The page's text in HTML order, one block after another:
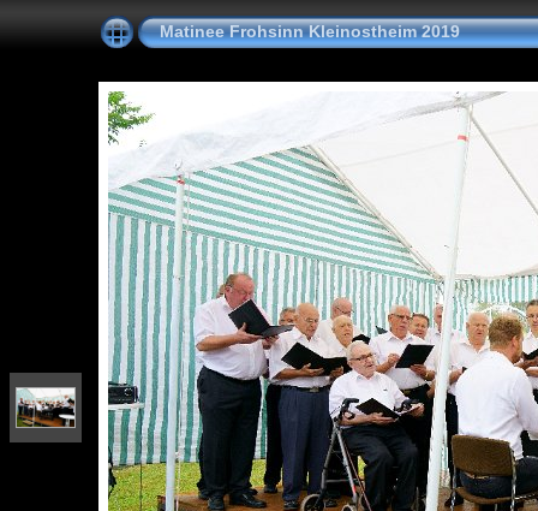
Matinee Frohsinn Kleinostheim 2019